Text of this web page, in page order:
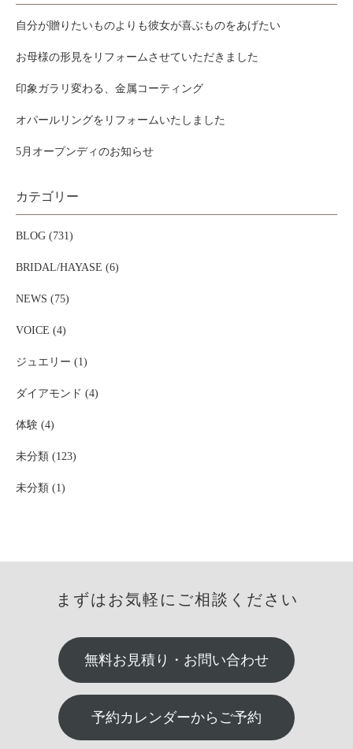
自分が贈りたいものよりも彼女が喜ぶものをあげたい
お母様の形見をリフォームさせていただきました
印象ガラリ変わる、金属コーティング
オパールリングをリフォームいたしました
5月オープンディのお知らせ
カテゴリー
BLOG (731)
BRIDAL/HAYASE (6)
NEWS (75)
VOICE (4)
ジュエリー (1)
ダイアモンド (4)
体験 (4)
未分類 (123)
未分類 (1)
まずはお気軽にご相談ください
無料お見積り・お問い合わせ
予約カレンダーからご予約